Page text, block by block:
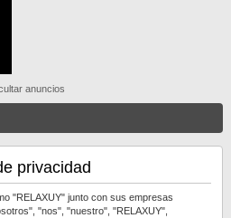
anuncios
privacidad
"RELAXUY" junto con sus empresas
"nos", "nuestro", "RELAXUY",